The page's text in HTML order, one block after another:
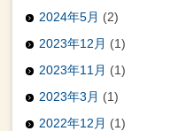
2024年5月 (2)
2023年12月 (1)
2023年11月 (1)
2023年3月 (1)
2022年12月 (1)